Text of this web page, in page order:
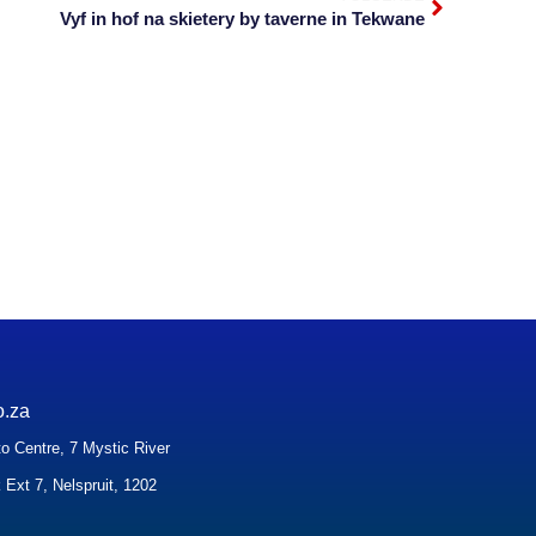
Vyf in hof na skietery by taverne in Tekwane
Centre, 7 Mystic River
Ext 7, Nelspruit, 1202